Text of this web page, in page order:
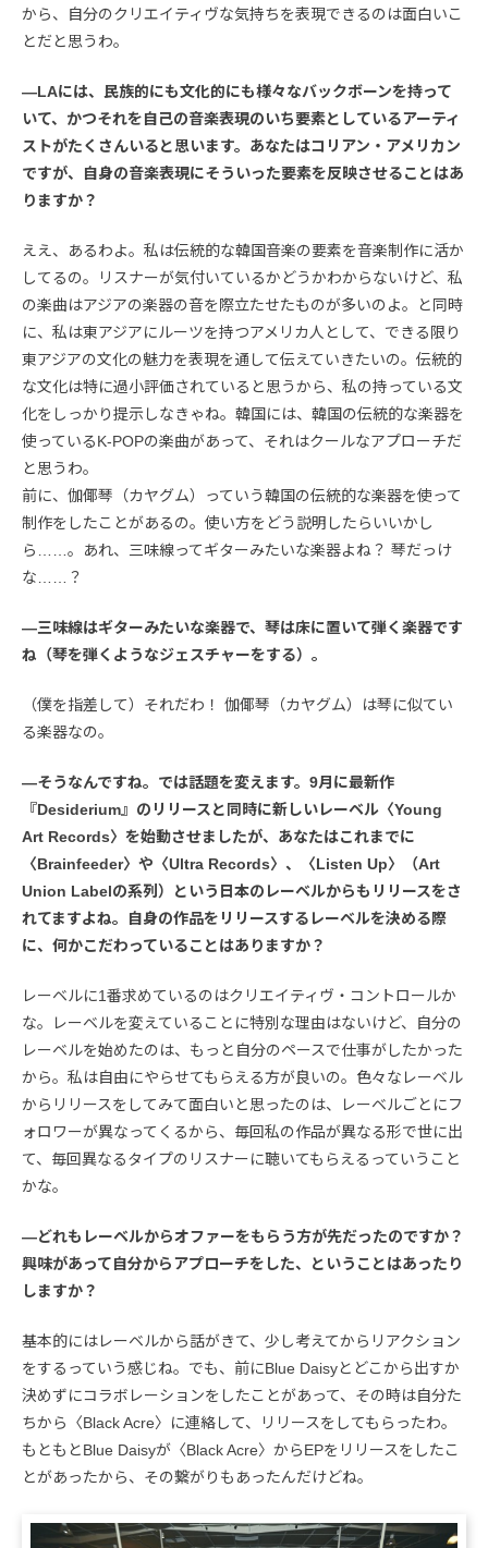
から、自分のクリエイティヴな気持ちを表現できるのは面白いこ
とだと思うわ。
―LAには、民族的にも文化的にも様々なバックボーンを持って
いて、かつそれを自己の音楽表現のいち要素としているアーティ
ストがたくさんいると思います。あなたはコリアン・アメリカン
ですが、自身の音楽表現にそういった要素を反映させることはあ
りますか？
ええ、あるわよ。私は伝統的な韓国音楽の要素を音楽制作に活か
してるの。リスナーが気付いているかどうかわからないけど、私
の楽曲はアジアの楽器の音を際立たせたものが多いのよ。と同時
に、私は東アジアにルーツを持つアメリカ人として、できる限り
東アジアの文化の魅力を表現を通して伝えていきたいの。伝統的
な文化は特に過小評価されていると思うから、私の持っている文
化をしっかり提示しなきゃね。韓国には、韓国の伝統的な楽器を
使っているK-POPの楽曲があって、それはクールなアプローチだ
と思うわ。
前に、伽倻琴（カヤグム）っていう韓国の伝統的な楽器を使って
制作をしたことがあるの。使い方をどう説明したらいいかし
ら……。あれ、三味線ってギターみたいな楽器よね？ 琴だっけ
な……？
―三味線はギターみたいな楽器で、琴は床に置いて弾く楽器です
ね（琴を弾くようなジェスチャーをする）。
（僕を指差して）それだわ！ 伽倻琴（カヤグム）は琴に似てい
る楽器なの。
―そうなんですね。では話題を変えます。9月に最新作
『Desiderium』のリリースと同時に新しいレーベル〈Young
Art Records〉を始動させましたが、あなたはこれまでに
〈Brainfeeder〉や〈Ultra Records〉、〈Listen Up〉（Art
Union Labelの系列）という日本のレーベルからもリリースをさ
れてますよね。自身の作品をリリースするレーベルを決める際
に、何かこだわっていることはありますか？
レーベルに1番求めているのはクリエイティヴ・コントロールか
な。レーベルを変えていることに特別な理由はないけど、自分の
レーベルを始めたのは、もっと自分のペースで仕事がしたかった
から。私は自由にやらせてもらえる方が良いの。色々なレーベル
からリリースをしてみて面白いと思ったのは、レーベルごとにフ
ォロワーが異なってくるから、毎回私の作品が異なる形で世に出
て、毎回異なるタイプのリスナーに聴いてもらえるっていうこと
かな。
―どれもレーベルからオファーをもらう方が先だったのですか？
興味があって自分からアプローチをした、ということはあったり
しますか？
基本的にはレーベルから話がきて、少し考えてからリアクション
をするっていう感じね。でも、前にBlue Daisyとどこから出すか
決めずにコラボレーションをしたことがあって、その時は自分た
ちから〈Black Acre〉に連絡して、リリースをしてもらったわ。
もともとBlue Daisyが〈Black Acre〉からEPをリリースをしたこ
とがあったから、その繋がりもあったんだけどね。